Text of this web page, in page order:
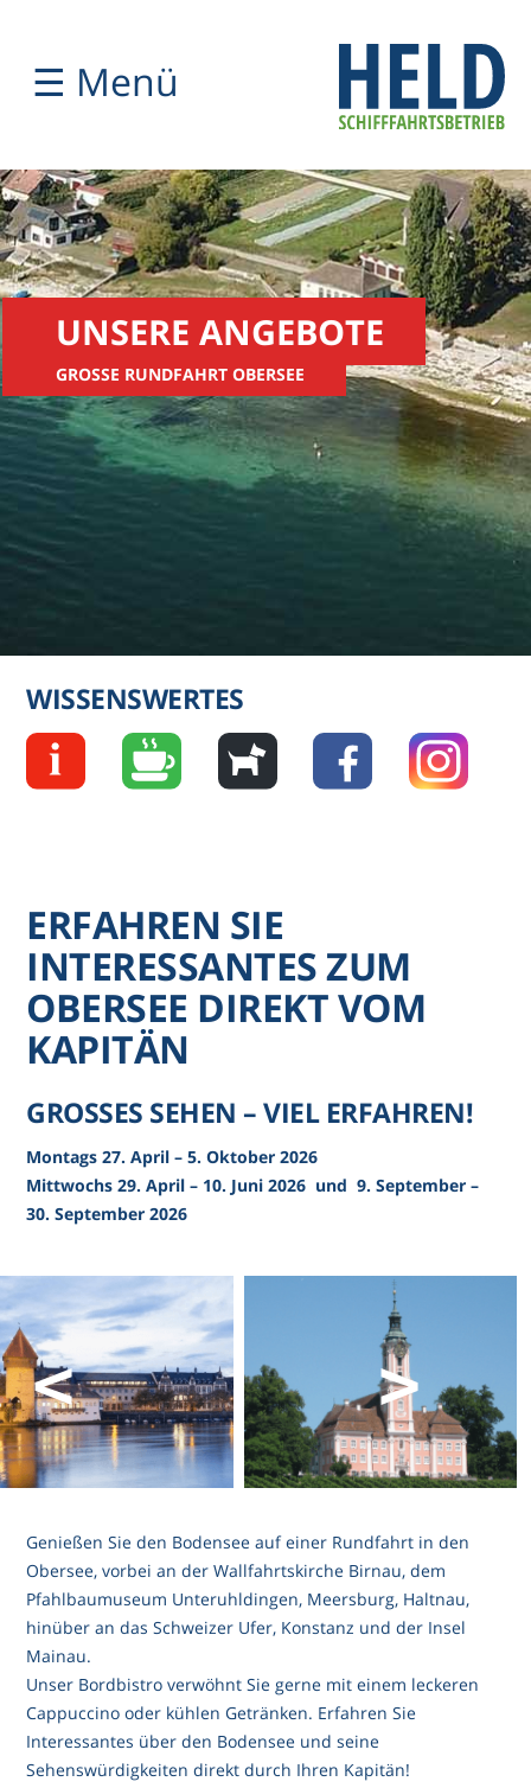
☰ Menü
UNSERE ANGEBOTE
GROSSE RUNDFAHRT OBERSEE
WISSENSWERTES
ERFAHREN SIE
INTERESSANTES ZUM
OBERSEE DIREKT VOM
KAPITÄN
GROSSES SEHEN – VIEL ERFAHREN!
Montags 27. April – 5. Oktober 2026
Mittwochs 29. April – 10. Juni 2026 und 9. September –
30. September 2026
< >
Genießen Sie den Bodensee auf einer Rundfahrt in den
Obersee, vorbei an der Wallfahrtskirche Birnau, dem
Pfahlbaumuseum Unteruhldingen, Meersburg, Haltnau,
hinüber an das Schweizer Ufer, Konstanz und der Insel
Mainau.
Unser Bordbistro verwöhnt Sie gerne mit einem leckeren
Cappuccino oder kühlen Getränken. Erfahren Sie
Interessantes über den Bodensee und seine
Sehenswürdigkeiten direkt durch Ihren Kapitän!